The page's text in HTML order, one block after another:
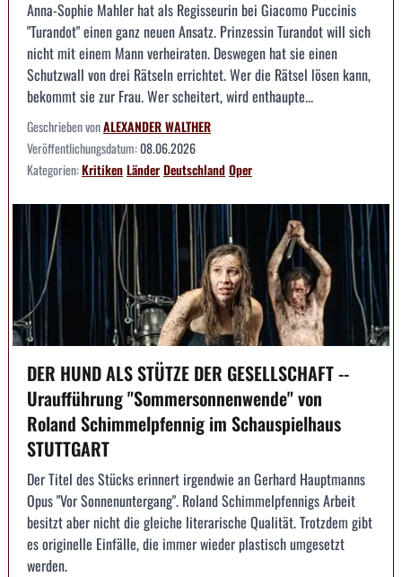
Anna-Sophie Mahler hat als Regisseurin bei Giacomo Puccinis
"Turandot" einen ganz neuen Ansatz. Prinzessin Turandot will sich
nicht mit einem Mann verheiraten. Deswegen hat sie einen
Schutzwall von drei Rätseln errichtet. Wer die Rätsel lösen kann,
bekommt sie zur Frau. Wer scheitert, wird enthaupte...
Geschrieben vonALEXANDER WALTHER
Veröffentlichungsdatum:08.06.2026
Kategorien:KritikenLänderDeutschlandOper
DER HUND ALS STÜTZE DER GESELLSCHAFT --
Uraufführung "Sommersonnenwende" von
Roland Schimmelpfennig im Schauspielhaus
STUTTGART
Der Titel des Stücks erinnert irgendwie an Gerhard Hauptmanns
Opus "Vor Sonnenuntergang". Roland Schimmelpfennigs Arbeit
besitzt aber nicht die gleiche literarische Qualität. Trotzdem gibt
es originelle Einfälle, die immer wieder plastisch umgesetzt
werden.